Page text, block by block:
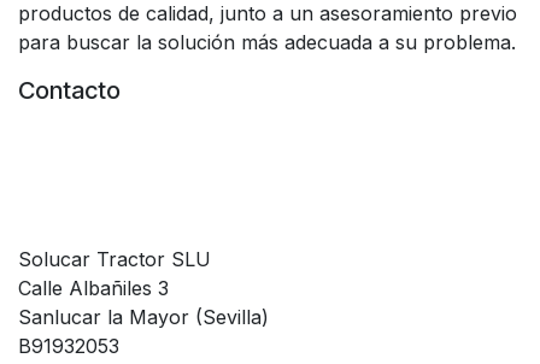
productos de calidad, junto a un asesoramiento previo
para buscar la solución más adecuada a su problema.
Contacto
Solucar Tractor SLU
Calle Albañiles 3
Sanlucar la Mayor (Sevilla)
B91932053